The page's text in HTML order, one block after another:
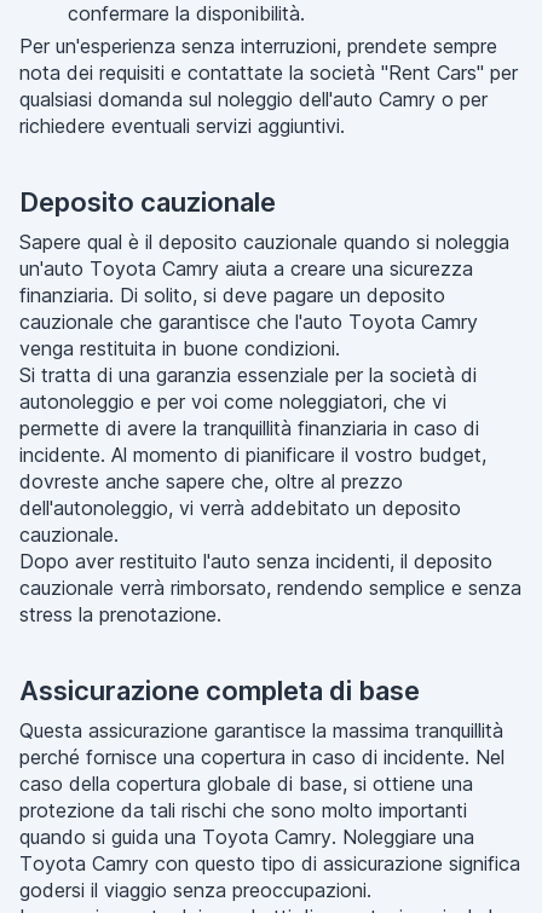
confermare la disponibilità.
Per un'esperienza senza interruzioni, prendete sempre
nota dei requisiti e contattate la società "Rent Cars" per
qualsiasi domanda sul noleggio dell'auto Camry o per
richiedere eventuali servizi aggiuntivi.
Deposito cauzionale
Sapere qual è il deposito cauzionale quando si noleggia
un'auto Toyota Camry aiuta a creare una sicurezza
finanziaria. Di solito, si deve pagare un deposito
cauzionale che garantisce che l'auto Toyota Camry
venga restituita in buone condizioni.
Si tratta di una garanzia essenziale per la società di
autonoleggio e per voi come noleggiatori, che vi
permette di avere la tranquillità finanziaria in caso di
incidente. Al momento di pianificare il vostro budget,
dovreste anche sapere che, oltre al prezzo
dell'autonoleggio, vi verrà addebitato un deposito
cauzionale.
Dopo aver restituito l'auto senza incidenti, il deposito
cauzionale verrà rimborsato, rendendo semplice e senza
stress la prenotazione.
Assicurazione completa di base
Questa assicurazione garantisce la massima tranquillità
perché fornisce una copertura in caso di incidente. Nel
caso della copertura globale di base, si ottiene una
protezione da tali rischi che sono molto importanti
quando si guida una Toyota Camry. Noleggiare una
Toyota Camry con questo tipo di assicurazione significa
godersi il viaggio senza preoccupazioni.